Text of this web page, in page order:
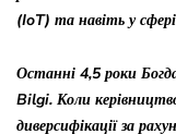
(IoT) та навіть у
Останні 4,5 роки
Bilgi. Коли
диверсифікації за